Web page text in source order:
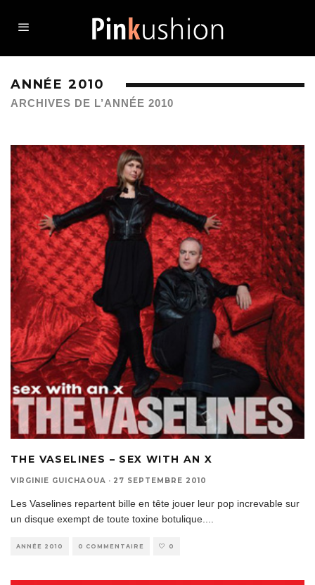
ANNÉE 2010
ARCHIVES DE L’ANNÉE 2010
THE VASELINES – SEX WITH AN X
VIRGINIE GUICHAOUA · 27 SEPTEMBRE 2010
Les Vaselines repartent bille en tête jouer leur pop increvable sur
un disque exempt de toute toxine botulique.
ANNÉE 2010 0 COMMENTAIRE 0